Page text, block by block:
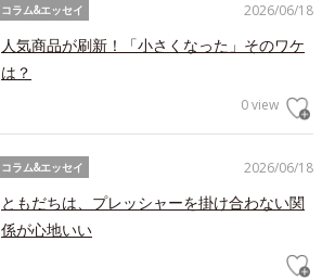
2026/06/18
コラム&エッセイ
人気商品が刷新！「小さくなった」そのワケ
は？
0 view
2026/06/18
コラム&エッセイ
ともだちは、プレッシャーを掛け合わない関
係が心地いい